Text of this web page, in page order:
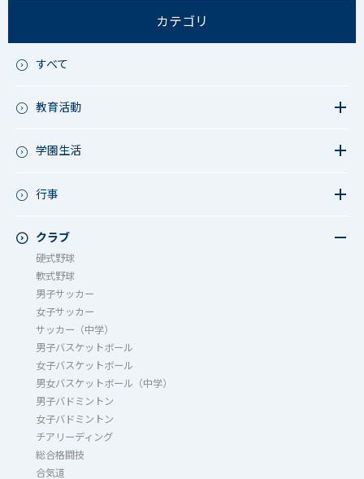
カテゴリ
すべて
教育活動
教育活動（高校）
アース・プロジェクト
学園生活
今日の1枚～ｸﾗｽ&ｸﾗﾌﾞ編～
行事
成立祭（文化祭）
行事（その他）
夏フェス
クラブ
硬式野球
軟式野球
男子サッカー
女子サッカー
サッカー（中学）
男子バスケットボール
女子バスケットボール
男女バスケットボール（中学）
男子バドミントン
女子バドミントン
チアリーディング
総合格闘技
合気道